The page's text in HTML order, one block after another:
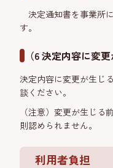
決定通知書を事業所
す。
（6 決定内容に変
決定内容に変更が生じ
談ください。
（注意）変更が生じる
則認められません。
利用者負担